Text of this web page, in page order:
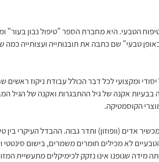
הטבעי. היא מחברת הספר "טיפול נבון בעור"
טבעי" שם כתבה את תובנותייה ועצותייה כמה
ומקצועי לכל דבר הכולל עבודת ניקוז ראשים
אקנה של גיל ההתבגרות ואקנה של הגיל
הקוסמטיקה.
אדים (וופוזון) ותדר גבוה. ההבדל העיקרי בין
לא מכילים חומרים משמרים, בישום סינטטי
שגופנו אינו נזקק לכימיקלים מתעשיית